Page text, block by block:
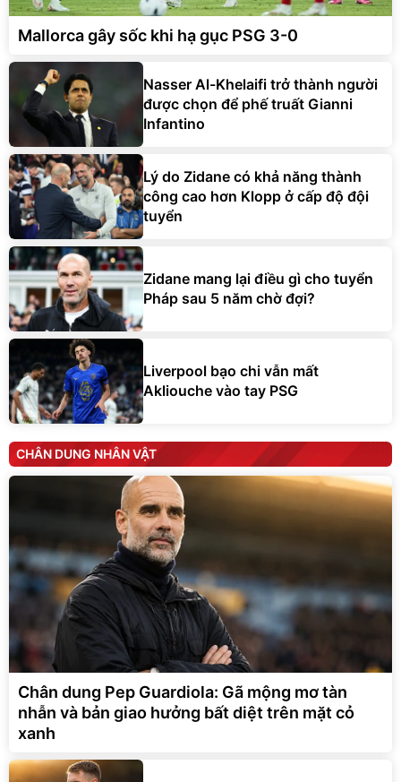
Mallorca gây sốc khi hạ gục PSG 3-0
Nasser Al-Khelaifi trở thành người
được chọn để phế truất Gianni
Infantino
Lý do Zidane có khả năng thành
công cao hơn Klopp ở cấp độ đội
tuyển
Zidane mang lại điều gì cho tuyển
Pháp sau 5 năm chờ đợi?
Liverpool bạo chi vẫn mất
Akliouche vào tay PSG
CHÂN DUNG NHÂN VẬT
Chân dung Pep Guardiola: Gã mộng mơ tàn
nhẫn và bản giao hưởng bất diệt trên mặt cỏ
xanh